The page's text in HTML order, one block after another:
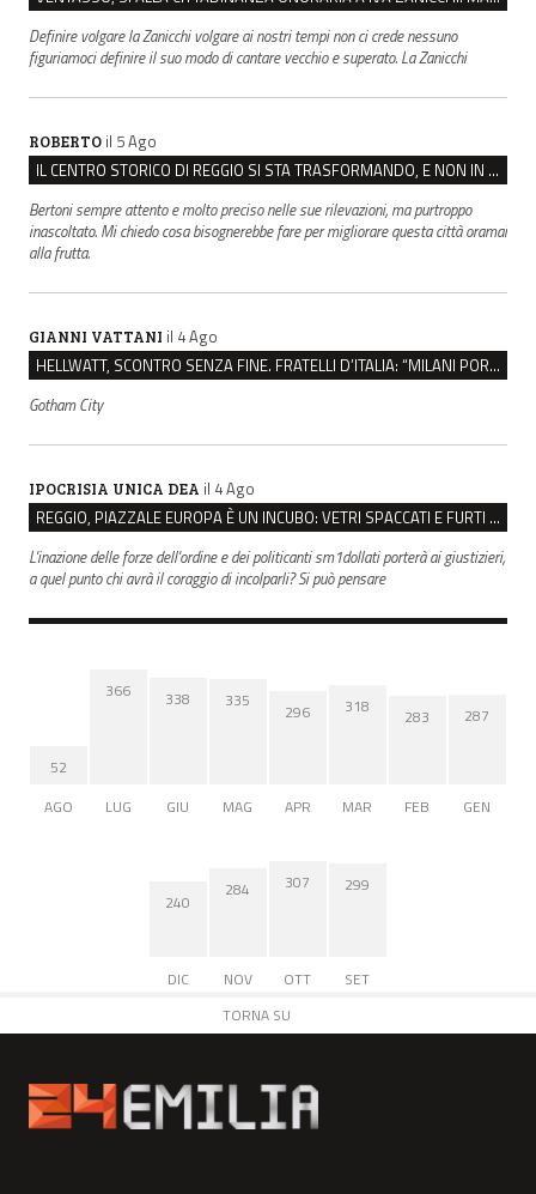
Definire volgare la Zanicchi volgare ai nostri tempi non ci crede nessuno
figuriamoci definire il suo modo di cantare vecchio e superato. La Zanicchi
ROBERTO il 5 Ago
IL CENTRO STORICO DI REGGIO SI STA TRASFORMANDO, E NON IN MEGLIO
Bertoni sempre attento e molto preciso nelle sue rilevazioni, ma purtroppo
inascoltato. Mi chiedo cosa bisognerebbe fare per migliorare questa città oramai
alla frutta.
GIANNI VATTANI il 4 Ago
HELLWATT, SCONTRO SENZA FINE. FRATELLI D’ITALIA: “MILANI PORTA DOCUMENTI, DE FRANCO INSULTI”
Gotham City
IPOCRISIA UNICA DEA il 4 Ago
REGGIO, PIAZZALE EUROPA È UN INCUBO: VETRI SPACCATI E FURTI SULLE AUTO IN SOSTA
L'inazione delle forze dell'ordine e dei politicanti sm1dollati porterà ai giustizieri,
a quel punto chi avrà il coraggio di incolparli? Si può pensare
52
AGO
366
LUG
338
GIU
335
MAG
296
APR
318
MAR
283
FEB
287
GEN
240
DIC
284
NOV
307
OTT
299
SET
TORNA SU